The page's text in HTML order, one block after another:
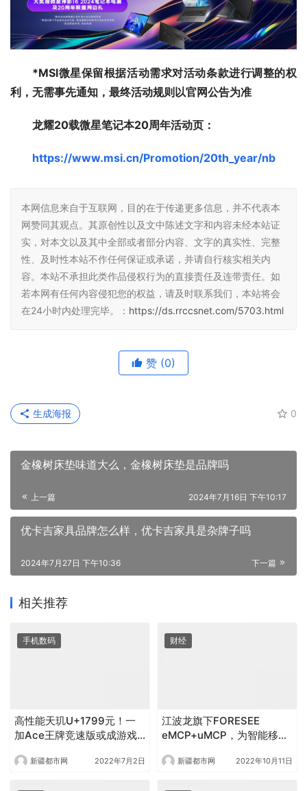
*MSI微星保留根据活动需求对活动条款进行调整的权
利，无需事先通知，最终活动规则以官网公告为准
龙耀20载微星笔记本20周年活动页：
https://www.msi.cn/Promotion/20th_year/nb
本网信息来自于互联网，目的在于传递更多信息，并不代表本
网赞同其观点。其原创性以及文中陈述文字和内容未经本站证
实，对本文以及其中全部或者部分内容、文字的真实性、完整
性、及时性本站不作任何保证或承诺，并请自行核实相关内
容。本站不承担此类作品侵权行为的直接责任及连带责任。如
若本网有任何内容侵犯您的权益，请及时联系我们，本站将会
在24小时内处理完毕。： https://ds.rrccsnet.com/5703.html
赞 (0)
0
生成海报
金橡树床垫味道大么，金橡树床垫是品牌吗
上一篇 2024年7月16日 下午10:17
优卡吉家具品牌怎么样，优卡吉家具是杂牌子吗
下一篇
2024年7月27日 下午10:36
相关推荐
手机数码
高性能天玑U+1799元！一
加Ace王牌竞速版或成游戏
新疆都市网 2022年7月2日
财经
江波龙旗下FORESEE
eMCP+uMCP，为智能移动
新疆都市网 2022年10月11日